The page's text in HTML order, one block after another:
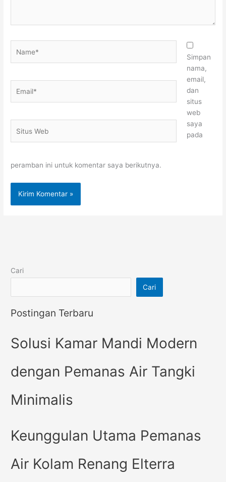
Web
Simpan
nama,
email,
dan
situs
web
saya
pada
peramban ini untuk komentar saya berikutnya.
Cari
Cari
Postingan Terbaru
Solusi Kamar Mandi Modern
dengan Pemanas Air Tangki
Minimalis
Keunggulan Utama Pemanas
Air Kolam Renang Elterra